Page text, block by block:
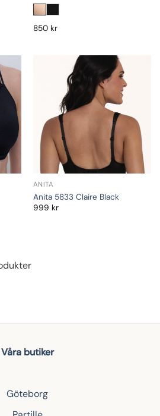
850 kr
ANITA
Anita 5833 Claire Black
999 kr
Våra butiker
Göteborg